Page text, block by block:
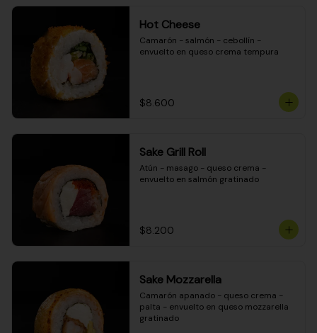
Hot Cheese
Camarón - salmón - cebollín -
envuelto en queso crema tempura
$8.600
Sake Grill Roll
Atún - masago - queso crema -
envuelto en salmón gratinado
$8.200
Sake Mozzarella
Camarón apanado - queso crema -
palta - envuelto en queso mozzarella
gratinado